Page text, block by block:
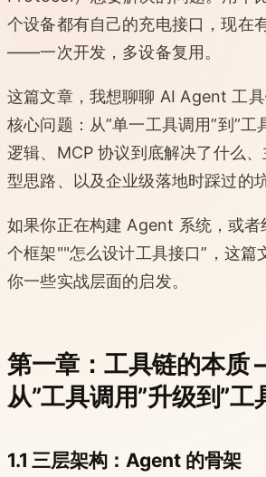
个设备都有自己的充电接口，现在
——一次开发，多设备复用。
这篇文章，我想聊聊 AI Agent 工
核心问题：从”单一工具调用”到”工
逻辑、MCP 协议到底解决了什么
型思路、以及企业级落地时踩过的坑
如果你正在构建 Agent 系统，或者
个框架""怎么设计工具接口”，这篇
你一些实战层面的启发。
第一章：工具链的本质
从”工具调用”升级到”工
1.1 三层架构：Agent 的骨架